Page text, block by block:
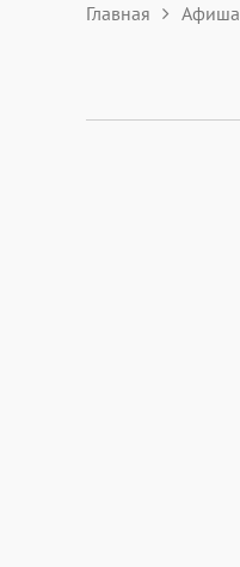
Главная Афиша